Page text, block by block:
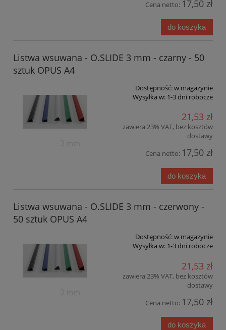
Cena netto: 17,50 zł
do koszyka
Listwa wsuwana - O.SLIDE 3 mm - czarny - 50
sztuk OPUS A4
Dostępność:w magazynie
Wysyłka w: 1-3 dni robocze
21,53 zł
zawiera 23% VAT, bez kosztów
dostawy
Cena netto: 17,50 zł
do koszyka
Listwa wsuwana - O.SLIDE 3 mm - czerwony -
50 sztuk OPUS A4
Dostępność:w magazynie
Wysyłka w: 1-3 dni robocze
21,53 zł
zawiera 23% VAT, bez kosztów
dostawy
Cena netto: 17,50 zł
do koszyka